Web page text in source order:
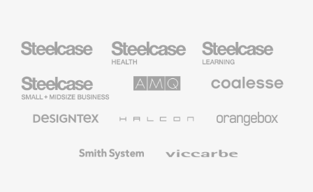
Health
Furniture
Education
Furniture
Small
Business
Solutions
Premium
Textiles
System